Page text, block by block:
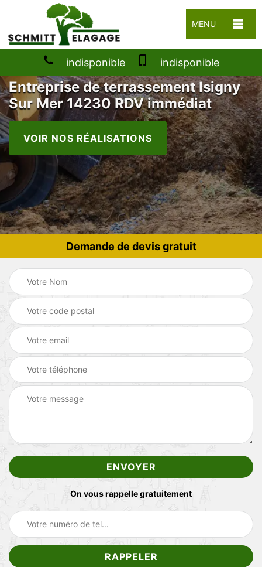
MENU
indisponible indisponible
Entreprise de terrassement Isigny
Sur Mer 14230 RDV immédiat
VOIR NOS RÉALISATIONS
Demande de devis gratuit
On vous rappelle gratuitement